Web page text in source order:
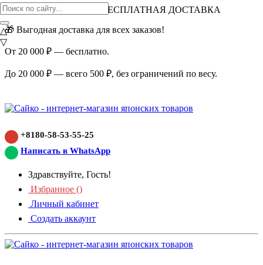
ВНИМАНИЕ АКЦИЯ!
БЕСПЛАТНАЯ ДОСТАВКА
🎁 Выгодная доставка для всех заказов!
От 20 000 ₽ — бесплатно.
До 20 000 ₽ — всего 500 ₽, без ограничений по весу.
+8180-58-53-55-25
Написать в WhatsApp
Здравствуйте, Гость!
Избранное ()
Личный кабинет
Создать аккаунт
△
▽